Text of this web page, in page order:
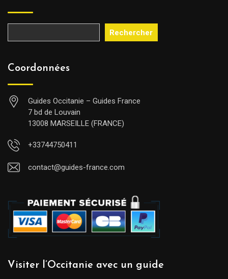
Rechercher
Coordonnées
Guides Occitanie – Guides France
7 bd de Louvain
13008 MARSEILLE (FRANCE)
+33744750411
contact@guides-france.com
Visiter l’Occitanie avec un guide